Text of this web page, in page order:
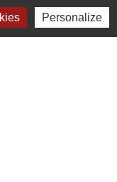
Personalize